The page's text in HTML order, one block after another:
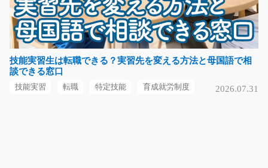
≪高時給1200円≫稼ぎたい方・長期で安定して働きたい
方にオススメの職場！…
長期（3ヶ月以上）
時給1200円～
栃木県下野市
技能実習生は転職できる？実習先を変える方法と母国語で相
談できる窓口
技能実習 転職 特定技能 育成就労制度 2026.07.31